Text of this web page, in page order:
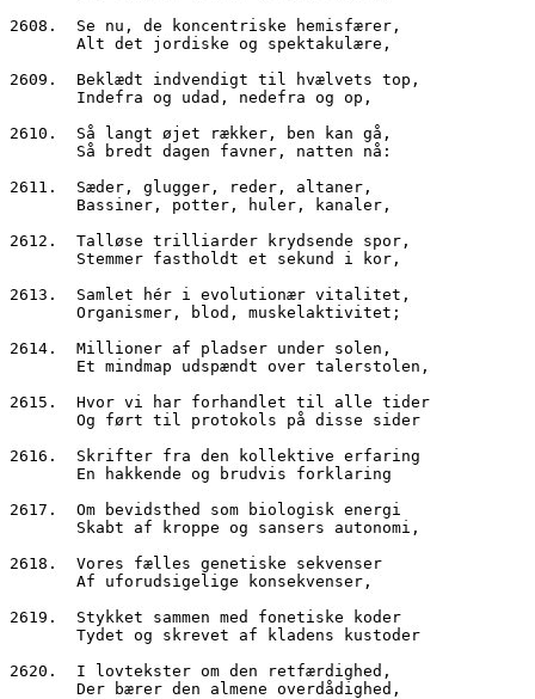
2608.  Se nu, de koncentriske hemisfærer,
       Alt det jordiske og spektakulære,
2609.  Beklædt indvendigt til hvælvets top,
       Indefra og udad, nedefra og op,
2610.  Så langt øjet rækker, ben kan gå,
       Så bredt dagen favner, natten nå:
2611.  Sæder, glugger, reder, altaner,
       Bassiner, potter, huler, kanaler,
2612.  Talløse trilliarder krydsende spor,
       Stemmer fastholdt et sekund i kor,
2613.  Samlet hér i evolutionær vitalitet,
       Organismer, blod, muskelaktivitet;
2614.  Millioner af pladser under solen,
       Et mindmap udspændt over talerstolen,
2615.  Hvor vi har forhandlet til alle tider
       Og ført til protokols på disse sider
2616.  Skrifter fra den kollektive erfaring
       En hakkende og brudvis forklaring
2617.  Om bevidsthed som biologisk energi
       Skabt af kroppe og sansers autonomi,
2618.  Vores fælles genetiske sekvenser
       Af uforudsigelige konsekvenser,
2619.  Stykket sammen med fonetiske koder
       Tydet og skrevet af kladens kustoder
2620.  I lovtekster om den retfærdighed,
       Der bærer den almene overdådighed,